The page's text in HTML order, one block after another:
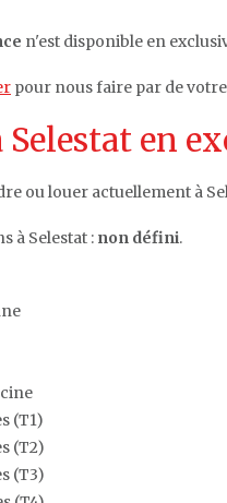
n'est disponible en
pour nous faire par de
Selestat en
ou louer actuellement à
à Selestat : non défini.
(T1)
(T2)
(T3)